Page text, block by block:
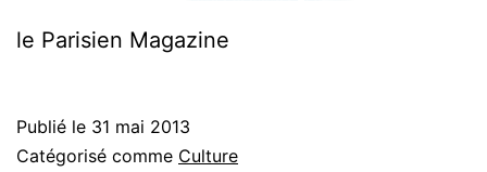
le Parisien Magazine
Publié le 31 mai 2013
Catégorisé comme Culture